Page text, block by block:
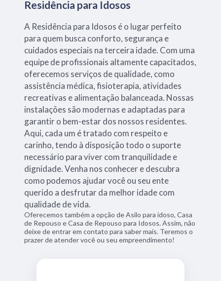
Residência para Idosos
A Residência para Idosos é o lugar perfeito
para quem busca conforto, segurança e
cuidados especiais na terceira idade. Com uma
equipe de profissionais altamente capacitados,
oferecemos serviços de qualidade, como
assistência médica, fisioterapia, atividades
recreativas e alimentação balanceada. Nossas
instalações são modernas e adaptadas para
garantir o bem-estar dos nossos residentes.
Aqui, cada um é tratado com respeito e
carinho, tendo à disposição todo o suporte
necessário para viver com tranquilidade e
dignidade. Venha nos conhecer e descubra
como podemos ajudar você ou seu ente
querido a desfrutar da melhor idade com
qualidade de vida.
Oferecemos também a opção de Asilo para idoso, Casa
de Repouso e Casa de Repouso para Idosos. Assim, não
deixe de entrar em contato para saber mais. Teremos o
prazer de atender você ou seu empreendimento!